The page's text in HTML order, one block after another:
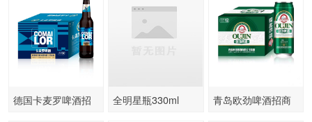
德国卡麦罗啤酒招
全明星瓶330ml 青岛欧劲啤酒招商